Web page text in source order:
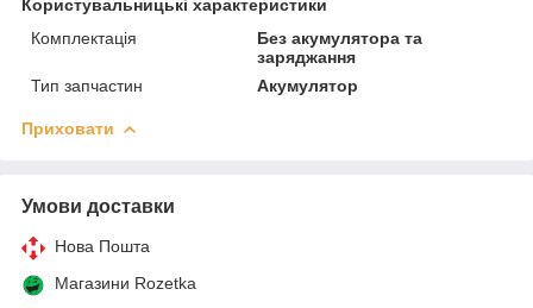
Користувальницькі характеристики
Комплектація
Без акумулятора та
заряджання
Тип запчастин
Акумулятор
Приховати
Умови доставки
Нова Пошта
Магазини Rozetka